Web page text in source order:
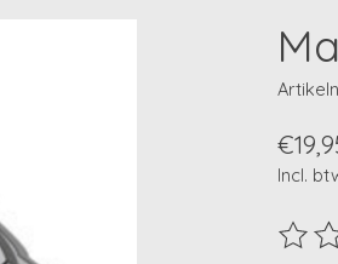
Incl.
De